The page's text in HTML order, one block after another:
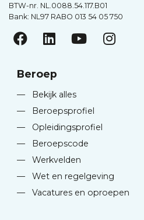
BTW-nr. NL.0088.54.117.B01
Bank: NL97 RABO 013 54 05 750
Beroep
—
Bekijk alles
—
Beroepsprofiel
—
Opleidingsprofiel
—
Beroepscode
—
Werkvelden
—
Wet en regelgeving
—
Vacatures en oproepen